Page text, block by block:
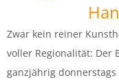
Zwar kein reiner
voller Regionalität: Der
ganzjährig